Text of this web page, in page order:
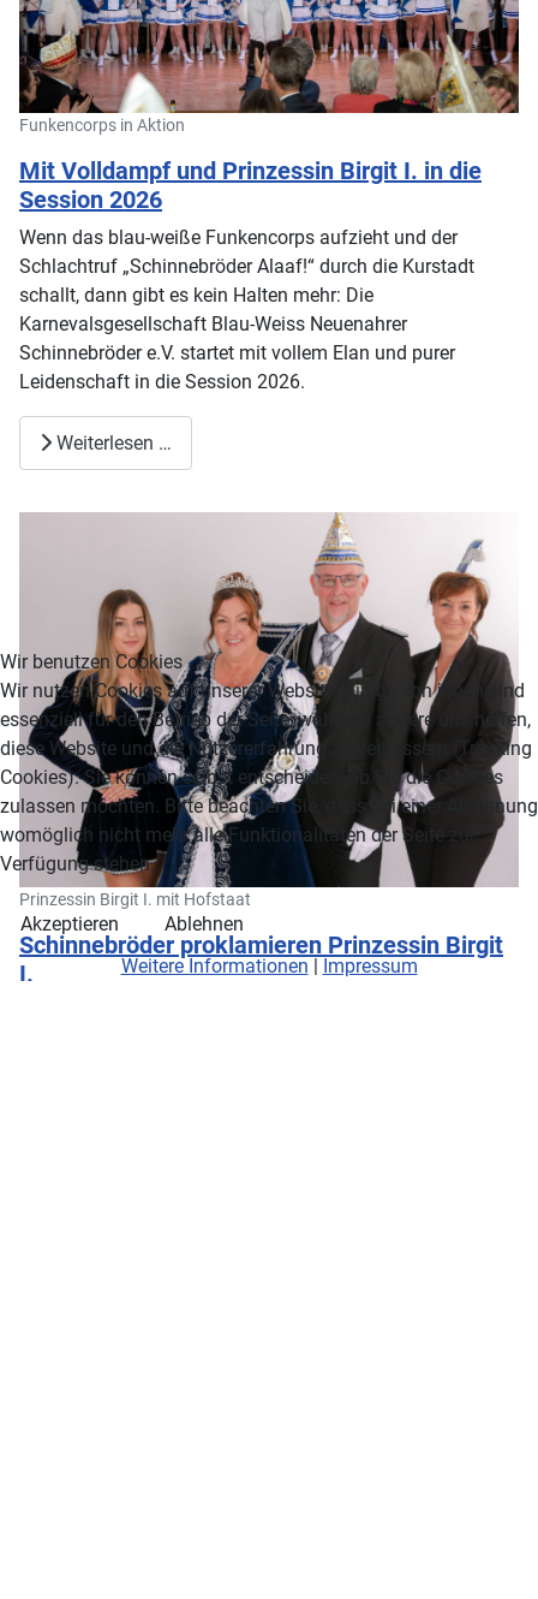
Funkencorps in Aktion
Mit Volldampf und Prinzessin Birgit I. in die
Session 2026
Wenn das blau-weiße Funkencorps aufzieht und der
Schlachtruf „Schinnebröder Alaaf!“ durch die Kurstadt
schallt, dann gibt es kein Halten mehr: Die
Karnevalsgesellschaft Blau-Weiss Neuenahrer
Schinnebröder e.V. startet mit vollem Elan und purer
Leidenschaft in die Session 2026.
Weiterlesen …
Prinzessin Birgit I. mit Hofstaat
Schinnebröder proklamieren Prinzessin Birgit
I.
Wir benutzen Cookies
Wir nutzen Cookies auf unserer Website. Einige von ihnen sind
essenziell für den Betrieb der Seite, während andere uns helfen,
diese Website und die Nutzererfahrung zu verbessern (Tracking
Cookies). Sie können selbst entscheiden, ob Sie die Cookies
zulassen möchten. Bitte beachten Sie, dass bei einer Ablehnung
womöglich nicht mehr alle Funktionalitäten der Seite zur
Verfügung stehen.
Akzeptieren
Ablehnen
Weitere Informationen | Impressum